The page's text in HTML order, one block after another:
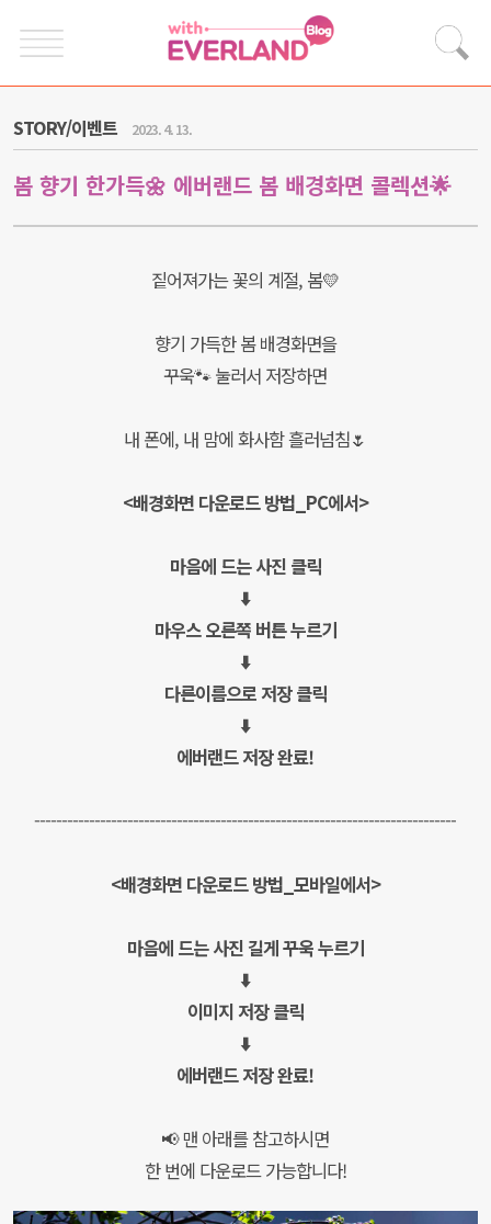
STORY/이벤트 2023. 4. 13.
봄 향기 한가득🌼 에버랜드 봄 배경화면 콜렉션🌟
짙어져가는 꽃의 계절, 봄💛
향기 가득한 봄 배경화면을
꾸욱🐾 눌러서 저장하면
내 폰에, 내 맘에 화사함 흘러넘침🌷
<배경화면 다운로드 방법_PC에서>
마음에 드는 사진 클릭
⬇️
마우스 오른쪽 버튼 누르기
⬇️
다른이름으로 저장 클릭
⬇️
에버랜드 저장 완료!
-----------------------------------------------------------------------------
<배경화면 다운로드 방법_모바일에서>
마음에 드는 사진 길게 꾸욱 누르기
⬇️
이미지 저장 클릭
⬇️
에버랜드 저장 완료!
📢 맨 아래를 참고하시면
한 번에 다운로드 가능합니다!